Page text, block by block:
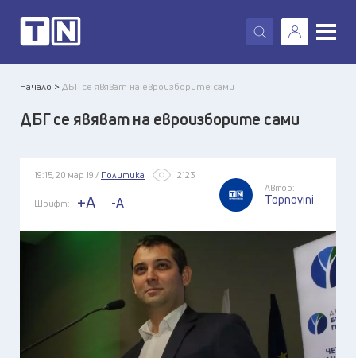
X
Начало >ДБГ се явяват на евроизборите сами
ДБГ се явяват на евроизборите сами
19:15, 20 мар 19 / Политика 2123
Шрифт: +A -A
Автор:
Topnovini